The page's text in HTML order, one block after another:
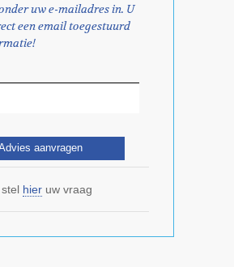
uw e-mailadres in. U
een email toegestuurd
hier uw vraag